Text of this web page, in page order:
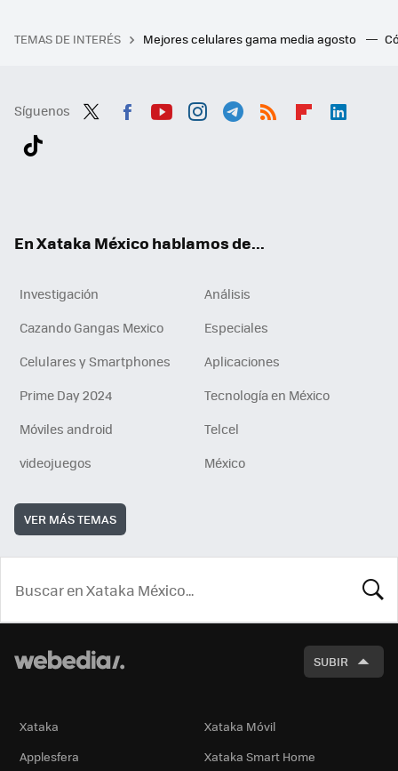
TEMAS DE INTERÉS Mejores celulares gama media agosto
Síguenos
En Xataka México hablamos de...
Investigación
Análisis
Cazando Gangas Mexico
Especiales
Celulares y Smartphones
Aplicaciones
Prime Day 2024
Tecnología en México
Móviles android
Telcel
videojuegos
México
VER MÁS TEMAS
SUBIR
Xataka
Xataka Móvil
Applesfera
Xataka Smart Home